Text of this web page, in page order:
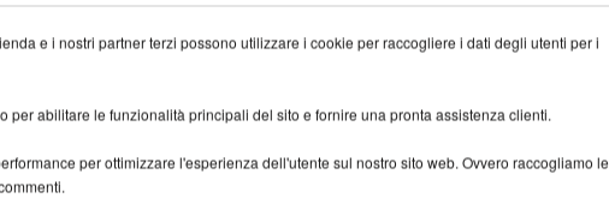
e i nostri partner terzi possono utilizzare i cookie per raccogliere i dati degli utenti per i
per abilitare le funzionalità principali del sito e fornire una pronta assistenza clienti.
per ottimizzare l'esperienza dell'utente sul nostro sito web. Ovvero raccogliamo le